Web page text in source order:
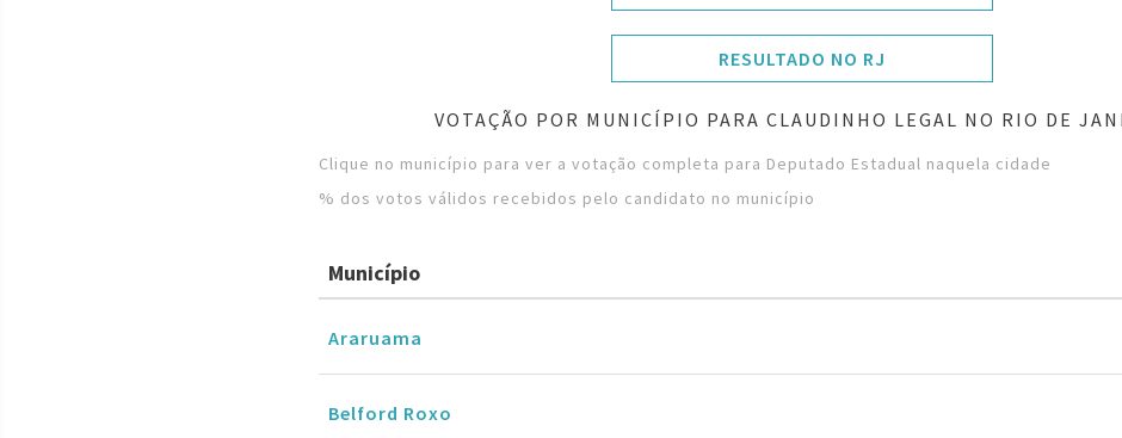
RESULTADO NO RJ
VOTAÇÃO POR MUNICÍPIO PARA CLAUDINHO LEGAL NO RIO DE
Clique no município para ver a votação completa para Deputado Estadual naquela cidade
% dos votos válidos recebidos pelo candidato no município
Município
Araruama
Belford Roxo